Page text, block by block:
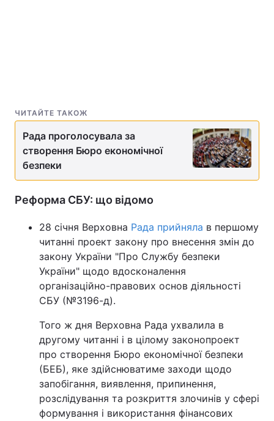
ЧИТАЙТЕ ТАКОЖ
Рада проголосувала за
створення Бюро економічної
безпеки
Реформа СБУ: що відомо
28 січня Верховна Рада прийняла в першому
читанні проект закону про внесення змін до
закону України "Про Службу безпеки
України" щодо вдосконалення
організаційно-правових основ діяльності
СБУ (№3196-д).
Того ж дня Верховна Рада ухвалила в
другому читанні і в цілому законопроект
про створення Бюро економічної безпеки
(БЕБ), яке здійснюватиме заходи щодо
запобігання, виявлення, припинення,
розслідування та розкриття злочинів у сфері
формування і використання фінансових